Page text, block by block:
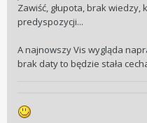
Zawiść, głupota, brak
predyspozycji...
A najnowszy Vis wygląda
brak daty to będzie stała